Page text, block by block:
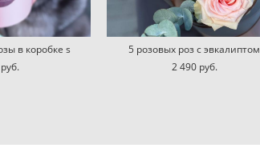
в коробке s
5 розовых роз с эвкалиптом
2 490 pуб.